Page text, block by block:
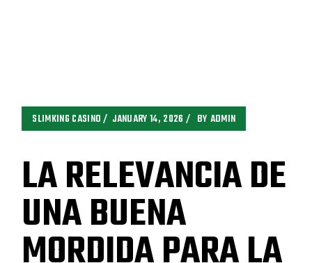
SLIMKING CASINO JANUARY 14, 2026 BY ADMIN
LA RELEVANCIA DE
UNA BUENA